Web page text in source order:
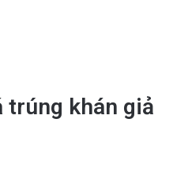
trúng khán giả